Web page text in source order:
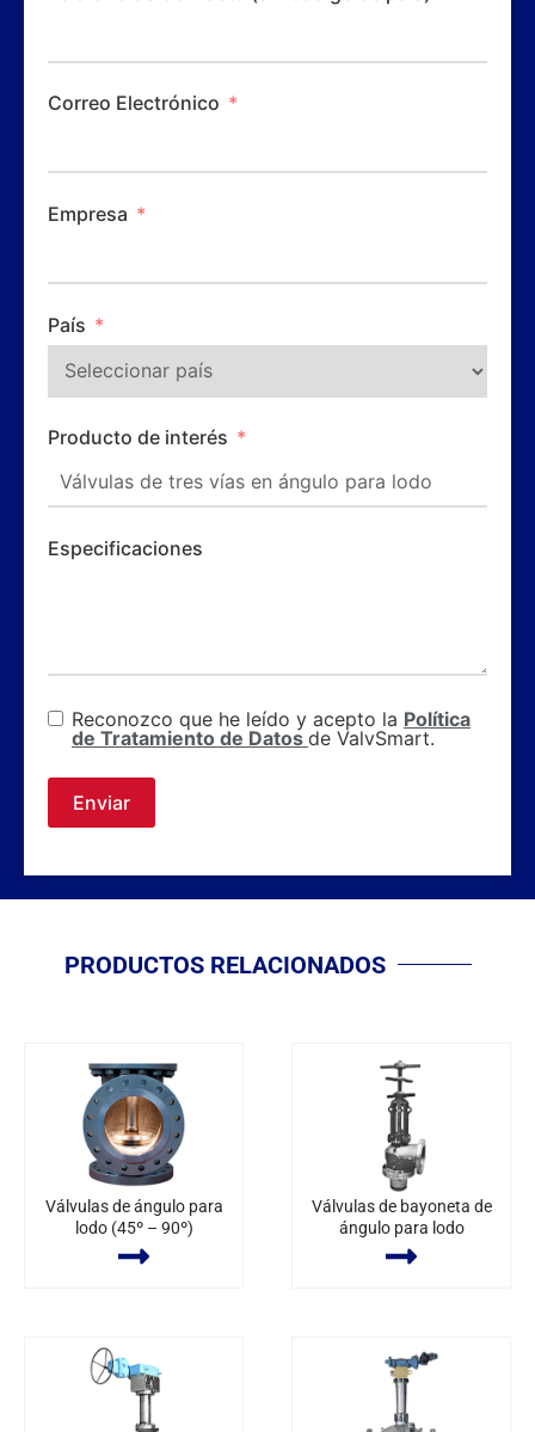
Correo Electrónico
Empresa
País
Producto de interés
Especificaciones
Reconozco que he leído y acepto la Política
de Tratamiento de Datos de ValvSmart.
Enviar
PRODUCTOS RELACIONADOS
Válvulas de ángulo para
lodo (45º – 90º)
Válvulas de bayoneta de
ángulo para lodo